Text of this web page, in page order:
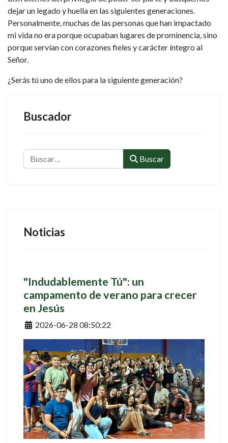
dejar un legado y huella en las siguientes generaciones.
Personalmente, muchas de las personas que han impactado
mi vida no era porque ocupaban lugares de prominencia, sino
porque servían con corazones fieles y carácter íntegro al
Señor.
¿Serás tú uno de ellos para la siguiente generación?
Buscador
Buscar Buscar
Noticias
"Indudablemente Tú": un
campamento de verano para crecer
en Jesús
Detalles
2026-06-28 08:50:22